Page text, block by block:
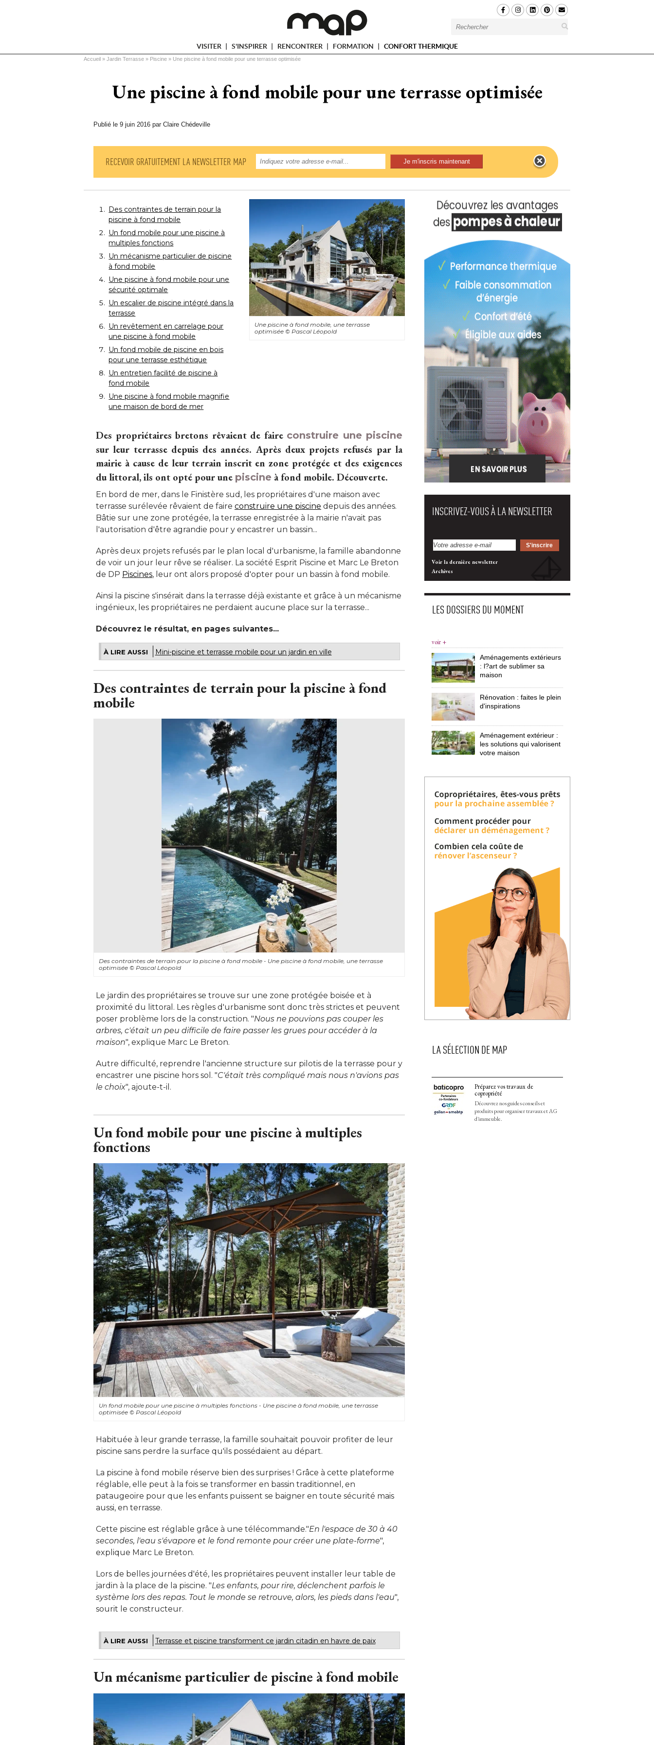
VISITER S'INSPIRER RENCONTRER FORMATION CONFORT THERMIQUE
Vous êtes ici
Accueil » Jardin Terrasse » Piscine » Une piscine à fond mobile pour une terrasse optimisée
Une piscine à fond mobile pour une terrasse optimisée
Publié le 9 juin 2016 par Claire Chédeville
RECEVOIR GRATUITEMENT LA NEWSLETTER MAP
Une piscine à fond mobile, une terrasse
optimisée © Pascal Léopold
Des contraintes de terrain pour la
piscine à fond mobile
Un fond mobile pour une piscine à
multiples fonctions
Un mécanisme particulier de piscine
à fond mobile
Une piscine à fond mobile pour une
sécurité optimale
Un escalier de piscine intégré dans la
terrasse
Un revêtement en carrelage pour
une piscine à fond mobile
Un fond mobile de piscine en bois
pour une terrasse esthétique
Un entretien facilité de piscine à
fond mobile
Une piscine à fond mobile magnifie
une maison de bord de mer
Des propriétaires bretons rêvaient de faire construire une piscine
sur leur terrasse depuis des années. Après deux projets refusés par la
mairie à cause de leur terrain inscrit en zone protégée et des exigences
du littoral, ils ont opté pour une piscine à fond mobile. Découverte.
En bord de mer, dans le Finistère sud, les propriétaires d'une maison avec
terrasse surélevée rêvaient de faire construire une piscine depuis des années.
Bâtie sur une zone protégée, la terrasse enregistrée à la mairie n'avait pas
l'autorisation d'être agrandie pour y encastrer un bassin...
Après deux projets refusés par le plan local d'urbanisme, la famille abandonne
de voir un jour leur rêve se réaliser. La société Esprit Piscine et Marc Le Breton
de DP Piscines, leur ont alors proposé d'opter pour un bassin à fond mobile.
Ainsi la piscine s'insérait dans la terrasse déjà existante et grâce à un mécanisme
ingénieux, les propriétaires ne perdaient aucune place sur la terrasse...
Découvrez le résultat, en pages suivantes...
À LIRE AUSSI Mini-piscine et terrasse mobile pour un jardin en ville
Des contraintes de terrain pour la piscine à fond
mobile
Des contraintes de terrain pour la piscine à fond mobile - Une piscine à fond mobile, une terrasse
optimisée© Pascal Léopold
Le jardin des propriétaires se trouve sur une zone protégée boisée et à
proximité du littoral. Les règles d'urbanisme sont donc très strictes et peuvent
poser problème lors de la construction. "Nous ne pouvions pas couper les
arbres, c'était un peu difficile de faire passer les grues pour accéder à la
maison", explique Marc Le Breton.
Autre difficulté, reprendre l'ancienne structure sur pilotis de la terrasse pour y
encastrer une piscine hors sol. "C'était très compliqué mais nous n'avions pas
le choix", ajoute-t-il.
Un fond mobile pour une piscine à multiples
fonctions
Un fond mobile pour une piscine à multiples fonctions - Une piscine à fond mobile, une terrasse
optimisée© Pascal Léopold
Habituée à leur grande terrasse, la famille souhaitait pouvoir profiter de leur
piscine sans perdre la surface qu'ils possédaient au départ.
La piscine à fond mobile réserve bien des surprises ! Grâce à cette plateforme
réglable, elle peut à la fois se transformer en bassin traditionnel, en
pataugeoire pour que les enfants puissent se baigner en toute sécurité mais
aussi, en terrasse.
Cette piscine est réglable grâce à une télécommande."En l'espace de 30 à 40
secondes, l'eau s'évapore et le fond remonte pour créer une plate-forme",
explique Marc Le Breton.
Lors de belles journées d'été, les propriétaires peuvent installer leur table de
jardin à la place de la piscine. "Les enfants, pour rire, déclenchent parfois le
système lors des repas. Tout le monde se retrouve, alors, les pieds dans l'eau",
sourit le constructeur.
À LIRE AUSSI Terrasse et piscine transforment ce jardin citadin en havre de paix
Un mécanisme particulier de piscine à fond mobile
INSCRIVEZ-VOUS À LA NEWSLETTER
Voir la dernière newsletter
Archives
LES DOSSIERS DU MOMENT
voir +
Aménagements extérieurs
: l?art de sublimer sa
maison
Rénovation : faites le plein
d'inspirations
Aménagement extérieur :
les solutions qui valorisent
votre maison
LA SÉLECTION DE MAP
Préparez vos travaux de
copropriété
Découvrez nos guides conseils et
produits pour organiser travaux et AG
d'immeuble.